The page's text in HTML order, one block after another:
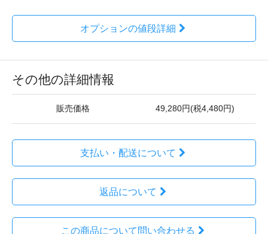
オプションの値段詳細
その他の詳細情報
販売価格 49,280円(税4,480円)
支払い・配送について
返品について
この商品について問い合わせる